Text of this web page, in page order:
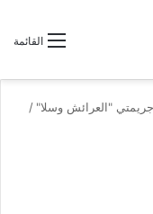
القائمة
"العرائش وسلا" /